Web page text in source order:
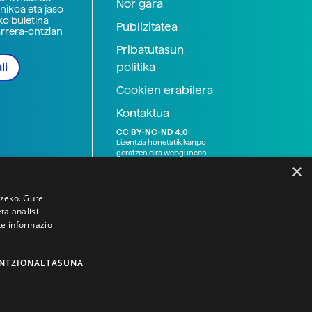
eta jaso
buletina
ontzian
Nor gara
Publizitatea
Pribatutasun
politika
Cookien erabilera
Kontaktua
CC BY-NC-ND 4.0
Lizentzia honetatik kanpo
geratzen dira webgunean
×
Gure
analisi-
informazio